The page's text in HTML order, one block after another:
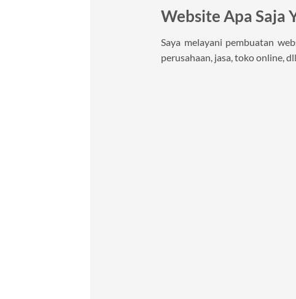
Website Apa Saja
Saya melayani pembuatan
perusahaan, jasa, toko online,